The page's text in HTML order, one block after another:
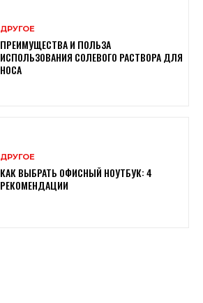
ДРУГОЕ
ПРЕИМУЩЕСТВА И ПОЛЬЗА
ИСПОЛЬЗОВАНИЯ СОЛЕВОГО РАСТВОРА ДЛЯ
НОСА
ДРУГОЕ
КАК ВЫБРАТЬ ОФИСНЫЙ НОУТБУК: 4
РЕКОМЕНДАЦИИ